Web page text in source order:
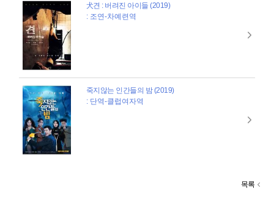
犬견 : 버려진 아이들 (2019)
: 조연-차예련역
죽지않는 인간들의 밤 (2019)
: 단역-클럽여자역
목록